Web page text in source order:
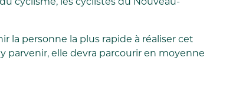
cyclisme, les cyclistes du Nouveau-
personne la plus rapide à réaliser cet
parvenir, elle devra parcourir en moyenne